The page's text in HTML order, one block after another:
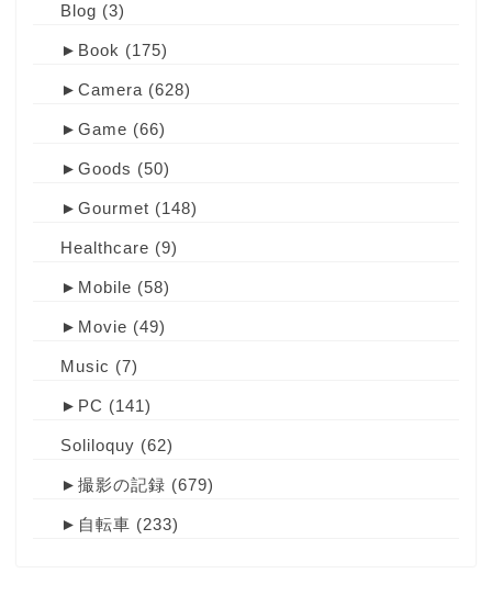
Blog (3)
► Book (175)
► Camera (628)
► Game (66)
► Goods (50)
► Gourmet (148)
Healthcare (9)
► Mobile (58)
► Movie (49)
Music (7)
► PC (141)
Soliloquy (62)
► 撮影の記録 (679)
► 自転車 (233)